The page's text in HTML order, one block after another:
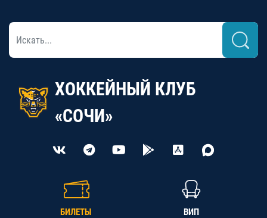
ХОККЕЙНЫЙ КЛУБ
«СОЧИ»
БИЛЕТЫ ВИП